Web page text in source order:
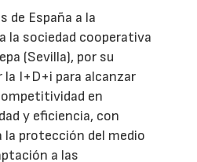
de España a la
la sociedad cooperativa
(Sevilla), por su
la I+D+i para alcanzar
en
y eficiencia, con
la protección del medio
a las